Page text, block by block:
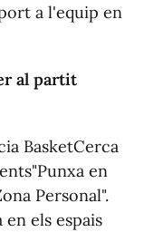
a l'equip en
al partit
BasketCerca
en
Personal".
els espais